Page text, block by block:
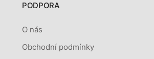
PODPORA
O nás
Obchodní podmínky